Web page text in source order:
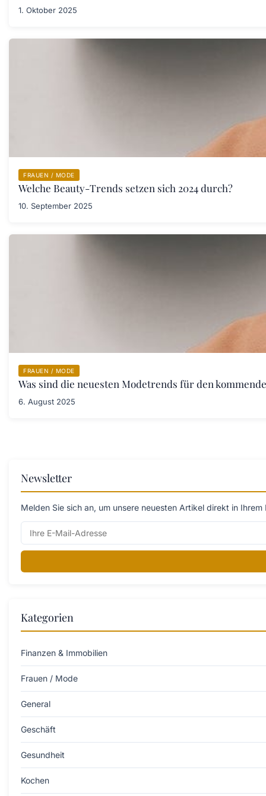
1. Oktober 2025
FRAUEN / MODE
Welche Beauty-Trends setzen sich 2024 durch?
10. September 2025
FRAUEN / MODE
Was sind die neuesten Modetrends für den
6. August 2025
Newsletter
Melden Sie sich an, um unsere neuesten Artikel direkt in
Kategorien
Finanzen & Immobilien
Frauen / Mode
General
Geschäft
Gesundheit
Kochen